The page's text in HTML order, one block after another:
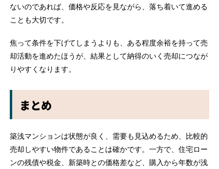
ないのであれば、価格や反応を見ながら、落ち着いて進める
ことも大切です。
焦って条件を下げてしまうよりも、ある程度余裕を持って売
却活動を進めたほうが、結果として納得のいく売却につなが
りやすくなります。
まとめ
築浅マンションは状態が良く、需要も見込めるため、比較的
売却しやすい物件であることは確かです。一方で、住宅ロー
ンの残債や税金、新築時との価格差など、購入から年数が浅